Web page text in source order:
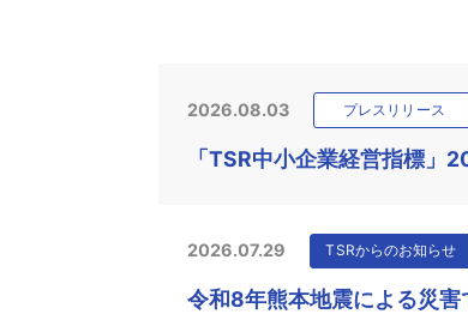
2026.08.03 プレスリリース
「TSR中小企業経営指標」
2026.07.29 TSRからのお知らせ
令和8年熊本地震による災